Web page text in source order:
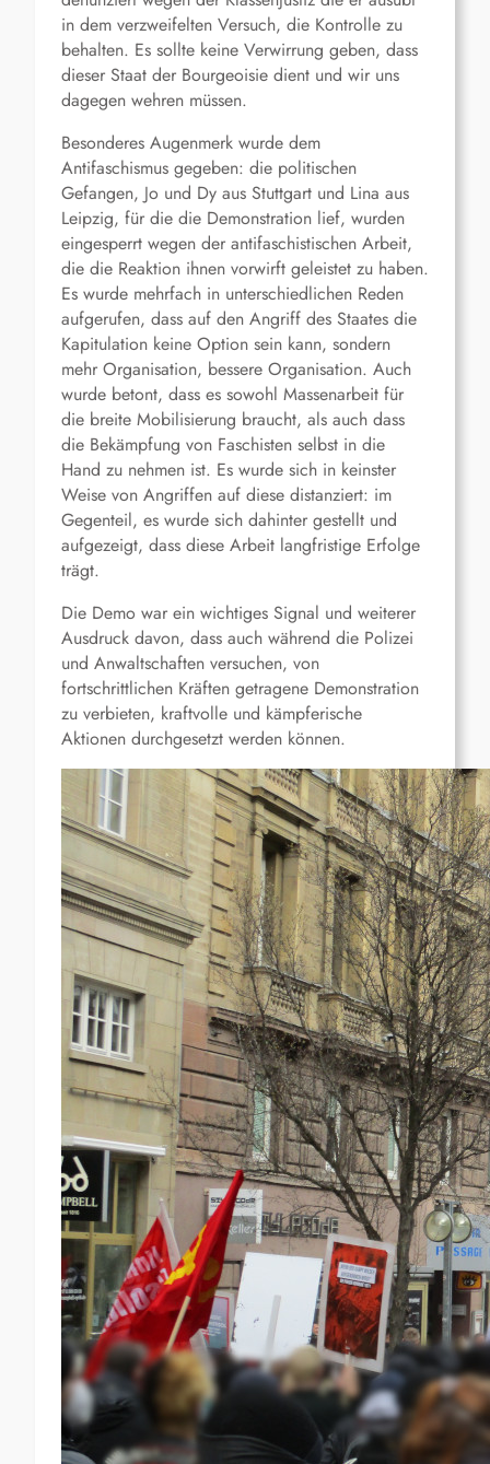
in dem verzweifelten Versuch, die Kontrolle zu
behalten. Es sollte keine Verwirrung geben, dass
dieser Staat der Bourgeoisie dient und wir uns
dagegen wehren müssen.
Besonderes Augenmerk wurde dem
Antifaschismus gegeben: die politischen
Gefangen, Jo und Dy aus Stuttgart und Lina aus
Leipzig, für die die Demonstration lief, wurden
eingesperrt wegen der antifaschistischen Arbeit,
die die Reaktion ihnen vorwirft geleistet zu haben.
Es wurde mehrfach in unterschiedlichen Reden
aufgerufen, dass auf den Angriff des Staates die
Kapitulation keine Option sein kann, sondern
mehr Organisation, bessere Organisation. Auch
wurde betont, dass es sowohl Massenarbeit für
die breite Mobilisierung braucht, als auch dass
die Bekämpfung von Faschisten selbst in die
Hand zu nehmen ist. Es wurde sich in keinster
Weise von Angriffen auf diese distanziert: im
Gegenteil, es wurde sich dahinter gestellt und
aufgezeigt, dass diese Arbeit langfristige Erfolge
trägt.
Die Demo war ein wichtiges Signal und weiterer
Ausdruck davon, dass auch während die Polizei
und Anwaltschaften versuchen, von
fortschrittlichen Kräften getragene Demonstration
zu verbieten, kraftvolle und kämpferische
Aktionen durchgesetzt werden können.